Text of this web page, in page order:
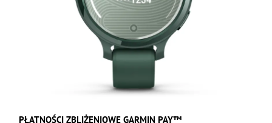
PŁATNOŚCI ZBLIŻENIOWE GARMIN PAY™